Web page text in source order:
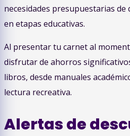
necesidades presupuestarias
en etapas educativas.
Al presentar tu carnet al
disfrutar de ahorros
libros, desde manuales
lectura recreativa.
Alertas de